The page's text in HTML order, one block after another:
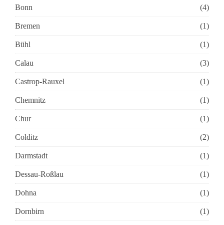
Bonn (4)
Bremen (1)
Bühl (1)
Calau (3)
Castrop-Rauxel (1)
Chemnitz (1)
Chur (1)
Colditz (2)
Darmstadt (1)
Dessau-Roßlau (1)
Dohna (1)
Dornbirn (1)